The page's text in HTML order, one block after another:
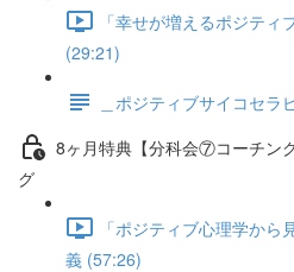
「幸せが増えるポジテ
(29:21)
＿ポジティブサイコセラ
8ヶ月特典【分科会⑦コーチン
グ
「ポジティブ心理学か
義 (57:26)